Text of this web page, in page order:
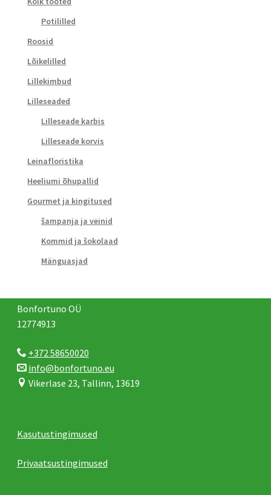
Potililled
Roosid
Lõikelilled
Lillekimbud
Lilleseaded
Lilleseade karbis
Lilleseade korvis
Leinafloristika
Heeliumi õhupallid
Gourmet ja kingitused
šampanja ja veinid
Kommid ja šokolaad
Mänguasjad
Bonfortuno OÜ
12774913
+372 58650020
info@bonfortuno.eu
Vikerlase 23, Tallinn, 13619
Kasutustingimused
Privaatsustingimused